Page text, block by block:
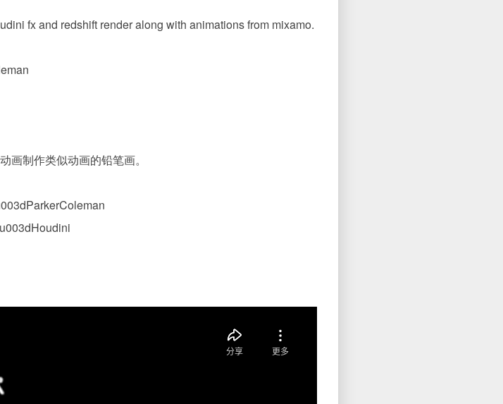
fx and redshift render along with animations from mixamo.
制作类似动画的铅笔画。